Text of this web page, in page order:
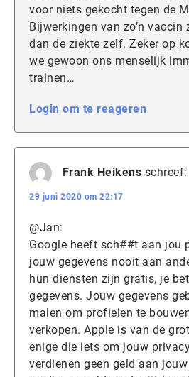
voor niets gekocht tegen de
Bijwerkingen van zo’n
dan de ziekte zelf. Zeker op
we gewoon ons menselijk
trainen…
Login om te reageren
Frank Heikens schreef:
29 juni 2020 om 22:17
@Jan:
Google heeft sch##t aan jou
jouw gegevens nooit aan
hun diensten zijn gratis, je
gegevens. Jouw gegevens
malen om profielen te
verkopen. Apple is van de
enige die iets om jouw
verdienen geen geld aan